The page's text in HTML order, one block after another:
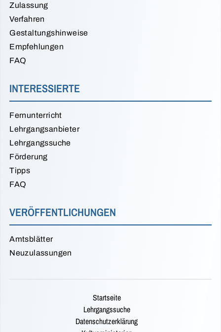
Zulassung
Verfahren
Gestaltungshinweise
Empfehlungen
FAQ
INTERESSIERTE
Fernunterricht
Lehrgangsanbieter
Lehrgangssuche
Förderung
Tipps
FAQ
VERÖFFENTLICHUNGEN
Amtsblätter
Neuzulassungen
Startseite
Lehrgangssuche
Datenschutzerklärung